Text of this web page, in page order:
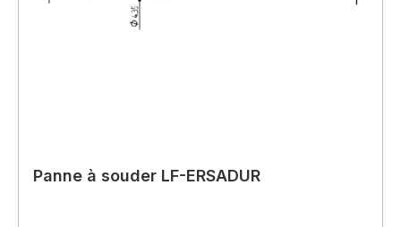
Panne à souder LF-ERSADUR